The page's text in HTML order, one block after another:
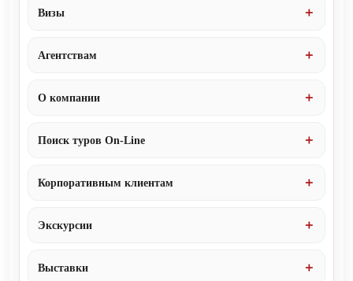
Визы
Агентствам
О компании
Поиск туров On-Line
Корпоративным клиентам
Экскурсии
Выставки